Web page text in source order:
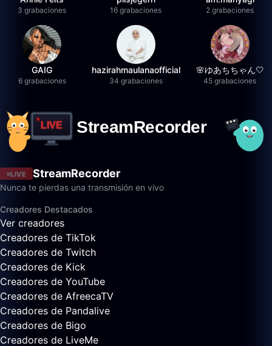
3 grabaciones 16 grabaciones 2 grabaciones
GAIG
6 grabaciones
hazirahmaulanaofficial
34 grabaciones
🌸ゆあちちゃん🤍
45 grabaciones
LIVE StreamRecorder
Nunca te pierdas una transmisión en vivo
Creadores Destacados
Ver creadores
Creadores de TikTok
Creadores de Twitch
Creadores de Kick
Creadores de YouTube
Creadores de AfreecaTV
Creadores de Pandalive
Creadores de Bigo
Creadores de LiveMe